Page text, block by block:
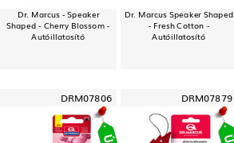
Dr. Marcus - Speaker
Shaped - Cherry Blossom -
Autóillatosító
Dr. Marcus Speaker Shaped
- Fresh Cotton -
Autóillatosító
DRM07806 DRM07879